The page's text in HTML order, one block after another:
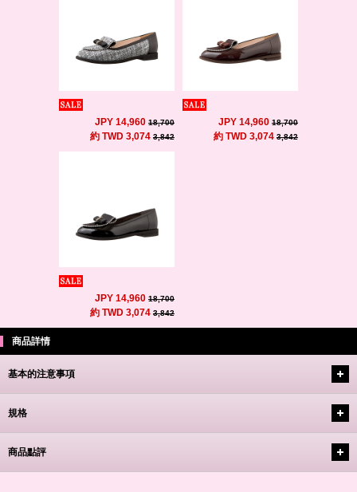
JPY 14,960 18,700
約 TWD 3,074 3,842
JPY 14,960 18,700
約 TWD 3,074 3,842
JPY 14,960 18,700
約 TWD 3,074 3,842
商品詳情
基本的注意事項
規格
商品點評